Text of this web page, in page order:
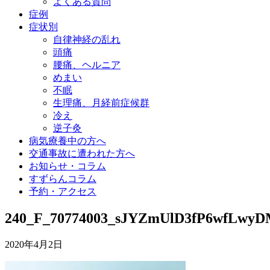
症例
症状別
自律神経の乱れ
頭痛
腰痛、ヘルニア
めまい
不眠
生理痛、月経前症候群
冷え
逆子灸
病気療養中の方へ
交通事故に遭われた方へ
お知らせ・コラム
すずらんコラム
予約・アクセス
2020年4月2日